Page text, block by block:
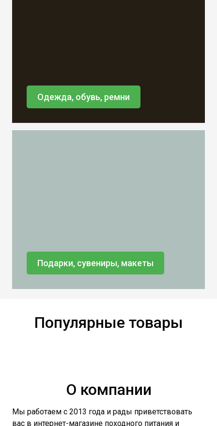
Одежда, обувь, ремни
Подарки, сувениры, макеты
Популярные товары
О компании
Мы работаем с 2013 года и рады приветствовать
вас в интернет-магазине походного питания и